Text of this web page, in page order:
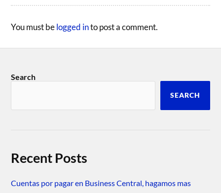
You must belogged into post a comment.
Search
SEARCH
Recent Posts
Cuentas por pagar en Business Central, hagamos mas